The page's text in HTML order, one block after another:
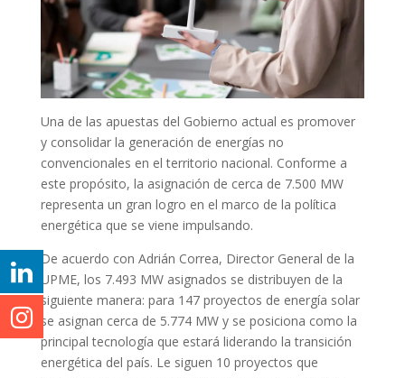
Una de las apuestas del Gobierno actual es promover
y consolidar la generación de energías no
convencionales en el territorio nacional. Conforme a
este propósito, la asignación de cerca de 7.500 MW
representa un gran logro en el marco de la política
energética que se viene impulsando.
De acuerdo con Adrián Correa, Director General de la
UPME, los 7.493 MW asignados se distribuyen de la
siguiente manera: para 147 proyectos de energía solar
se asignan cerca de 5.774 MW y se posiciona como la
principal tecnología que estará liderando la transición
energética del país. Le siguen 10 proyectos que